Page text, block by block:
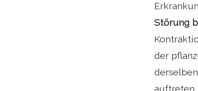
Störung
der
auftreten.